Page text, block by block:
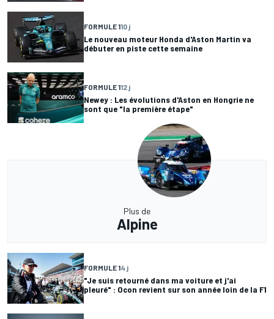
FORMULE 110 j
Le nouveau moteur Honda d'Aston Martin va
débuter en piste cette semaine
FORMULE 112 j
Newey : Les évolutions d'Aston en Hongrie ne
sont que "la première étape"
Plus de
Alpine
FORMULE 14 j
"Je suis retourné dans ma voiture et j'ai
pleuré" : Ocon revient sur son année loin de la F1